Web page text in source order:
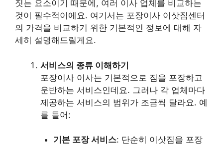
짓는 요소이기 때문에, 여러 이사 업체를 비교하는
것이 필수적이에요. 여기서는 포장이사 이삿짐센터
의 가격을 비교하기 위한 기본적인 정보에 대해 자
세히 설명해드릴게요.
서비스의 종류 이해하기
포장이사 이사는 기본적으로 짐을 포장하고
운반하는 서비스인데요. 그러나 각 업체마다
제공하는 서비스의 범위가 조금씩 달라요. 예
를 들어:
기본 포장 서비스: 단순히 이삿짐을 포장